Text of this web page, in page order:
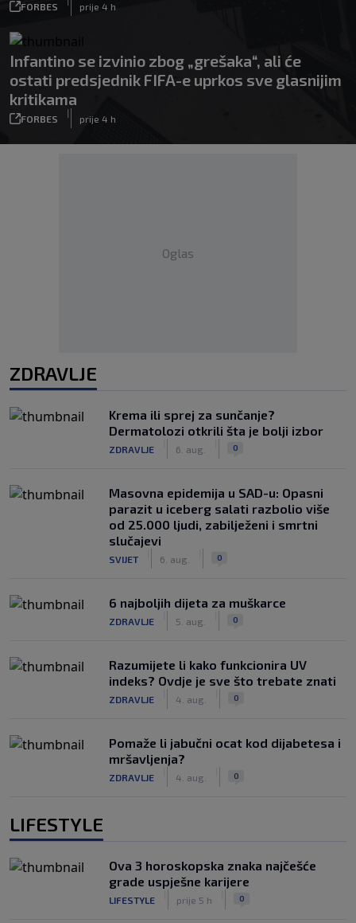
FORBES prije 4 h
Infantino se izvinio zbog „grešaka“, ali će
ostati predsjednik FIFA-e uprkos sve glasnijim
kritikama
FORBES
|
prije 4 h
Oglas
ZDRAVLJE
Krema ili sprej za sunčanje?
Dermatolozi otkrili šta je bolji izbor
ZDRAVLJE 6. aug. 0
Masovna epidemija u SAD-u: Opasni
parazit u iceberg salati razbolio više
od 25.000 ljudi, zabilježeni i smrtni
slučajevi
SVIJET 6. aug. 0
6 najboljih dijeta za muškarce
ZDRAVLJE 5. aug. 0
Razumijete li kako funkcionira UV
indeks? Ovdje je sve što trebate znati
ZDRAVLJE 4. aug. 0
Pomaže li jabučni ocat kod dijabetesa i
mršavljenja?
ZDRAVLJE 4. aug. 0
LIFESTYLE
Ova 3 horoskopska znaka najčešće
grade uspješne karijere
LIFESTYLE prije 5 h 0